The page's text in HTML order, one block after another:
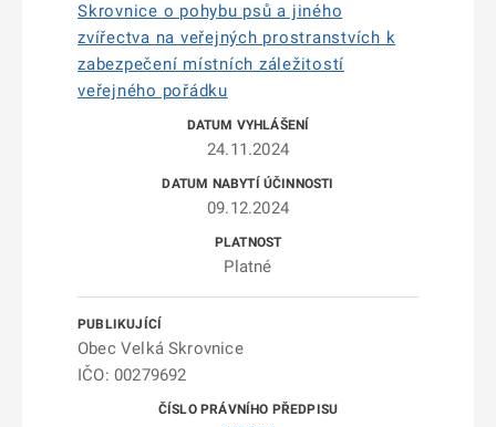
Skrovnice o pohybu psů a jiného
zvířectva na veřejných prostranstvích k
zabezpečení místních záležitostí
veřejného pořádku
24.11.2024
09.12.2024
Platné
Obec Velká Skrovnice
IČO: 00279692